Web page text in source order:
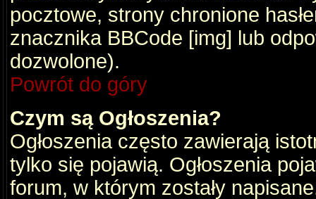
pocztowe, strony chronione
znacznika BBCode [img] lub
dozwolone).
Powrót do góry
Czym są Ogłoszenia?
Ogłoszenia często zawierają
tylko się pojawią. Ogłoszenia
forum, w którym zostały